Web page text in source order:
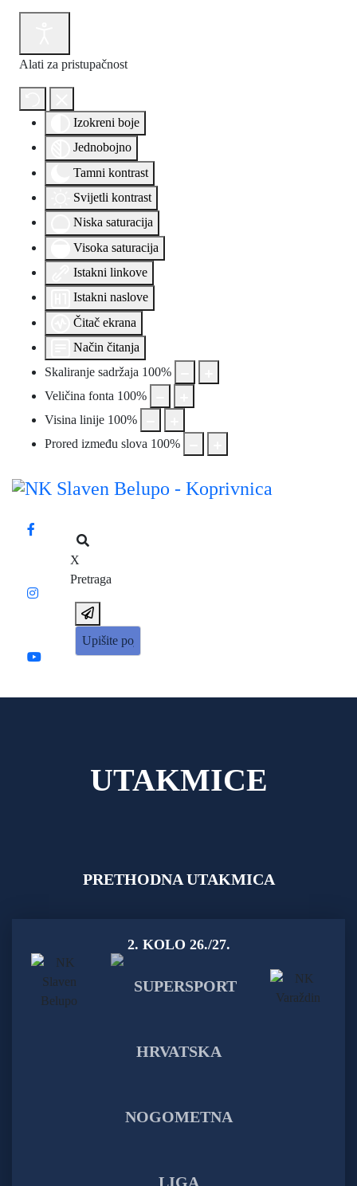
Alati za pristupačnost
Izokreni boje
Jednobojno
Tamni kontrast
Svijetli kontrast
Niska saturacija
Visoka saturacija
Istakni linkove
Istakni naslove
Čitač ekrana
Način čitanja
Skaliranje sadržaja 100%
Veličina fonta 100%
Visina linije 100%
Prored između slova 100%
X
Pretraga
UTAKMICE
PRETHODNA UTAKMICA
2. KOLO 26./27.